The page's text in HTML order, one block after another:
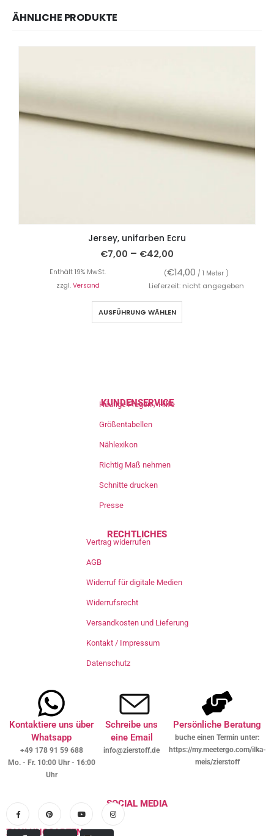
ÄHNLICHE PRODUKTE
Jersey, unifarben Ecru
€7,00 – €42,00
Enthält 19% MwSt. (€14,00 / 1 Meter )
zzgl. Versand Lieferzeit: nicht angegeben
AUSFÜHRUNG WÄHLEN
KUNDENSERVICE
Häufige Fragen / Hilfe
Größentabellen
Nählexikon
Richtig Maß nehmen
Schnitte drucken
Presse
RECHTLICHES
Vertrag widerrufen
AGB
Widerruf für digitale Medien
Widerrufsrecht
Versandkosten und Lieferung
Kontakt / Impressum
Datenschutz
Kontaktiere uns über
Whatsapp
+49 178 91 59 688
Mo. - Fr. 10:00 Uhr - 16:00
Uhr
Schreibe uns
eine Email
info@zierstoff.de
Persönliche Beratung
buche einen Termin unter:
https://my.meetergo.com/ilka-
meis/zierstoff
SOCIAL MEDIA
ZAHLUNGSARTEN